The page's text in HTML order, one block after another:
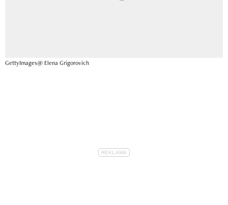
GettyImages@ Elena Grigorovich